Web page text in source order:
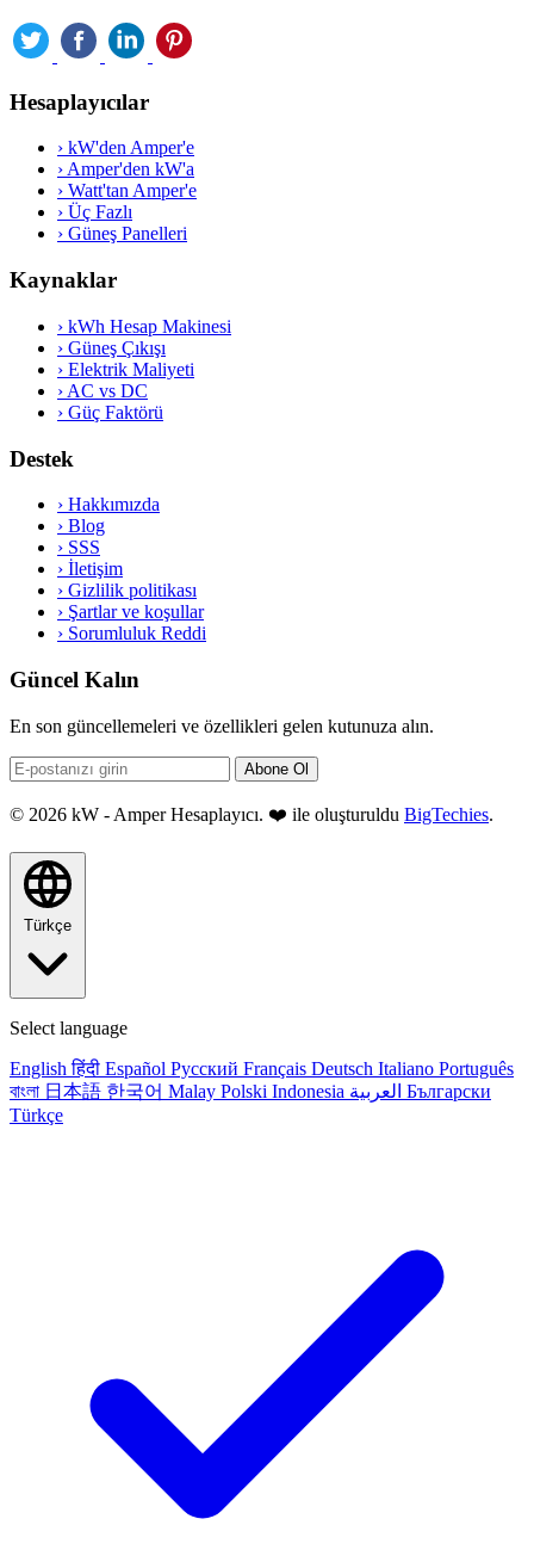
Hesaplayıcılar
› kW'den Amper'e
›Amper'den kW'a
› Watt'tan Amper'e
› Üç Fazlı
› Güneş Panelleri
Kaynaklar
› kWh Hesap Makinesi
› Güneş Çıkışı
› Elektrik Maliyeti
› AC vs DC
› Güç Faktörü
Destek
› Hakkımızda
› Blog
› SSS
› İletişim
› Gizlilik politikası
› Şartlar ve koşullar
› Sorumluluk Reddi
Güncel Kalın
En son güncellemeleri ve özellikleri gelen kutunuza alın.
Abone Ol
© 2026 kW - Amper Hesaplayıcı. ❤️ ile oluşturuldu BigTechies.
Türkçe
Select language
English हिंदी Español Русский Français Deutsch Italiano Português
বাংলা 日本語 한국어 Malay Polski Indonesia العربية Български
Türkçe